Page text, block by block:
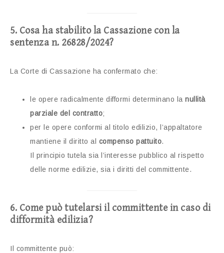
5. Cosa ha stabilito la Cassazione con la
sentenza n. 26828/2024?
La Corte di Cassazione ha confermato che:
le opere radicalmente difformi determinano la nullità
parziale del contratto;
per le opere conformi al titolo edilizio, l’appaltatore
mantiene il diritto al compenso pattuito.
Il principio tutela sia l’interesse pubblico al rispetto
delle norme edilizie, sia i diritti del committente.
6. Come può tutelarsi il committente in caso di
difformità edilizia?
Il committente può: